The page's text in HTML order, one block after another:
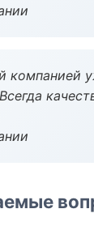
компанией